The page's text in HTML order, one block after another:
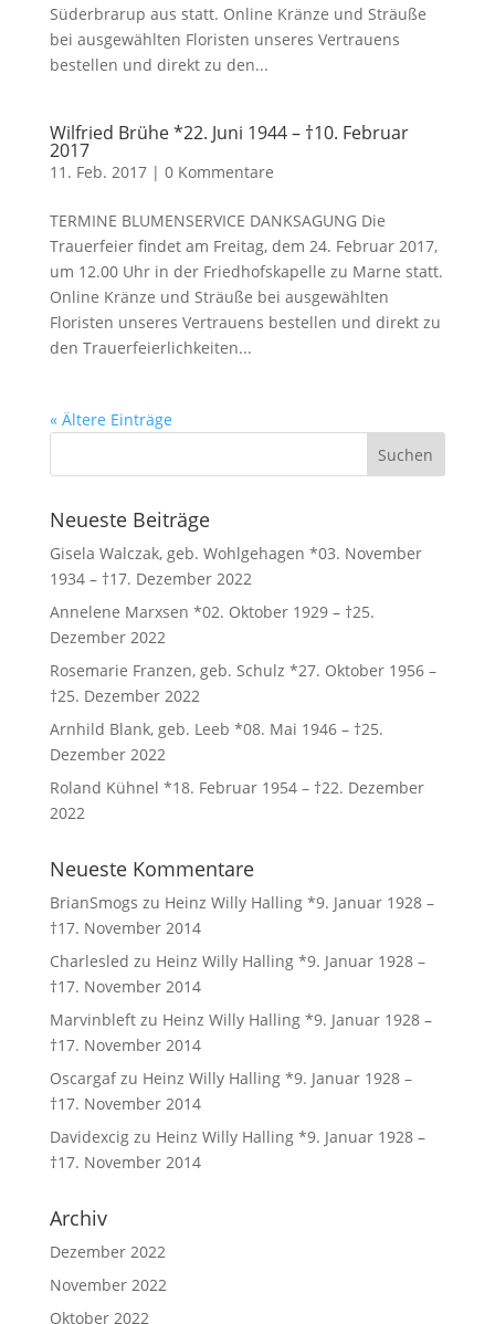
Süderbrarup aus statt. Online Kränze und Sträuße
bei ausgewählten Floristen unseres Vertrauens
bestellen und direkt zu den...
Wilfried Brühe *22. Juni 1944 – †10. Februar
2017
11. Feb. 2017| 0 Kommentare
TERMINE BLUMENSERVICE DANKSAGUNG Die
Trauerfeier findet am Freitag, dem 24. Februar 2017,
um 12.00 Uhr in der Friedhofskapelle zu Marne statt.
Online Kränze und Sträuße bei ausgewählten
Floristen unseres Vertrauens bestellen und direkt zu
den Trauerfeierlichkeiten...
« Ältere Einträge
Neueste Beiträge
Gisela Walczak, geb. Wohlgehagen *03. November
1934 – †17. Dezember 2022
Annelene Marxsen *02. Oktober 1929 – †25.
Dezember 2022
Rosemarie Franzen, geb. Schulz *27. Oktober 1956 –
†25. Dezember 2022
Arnhild Blank, geb. Leeb *08. Mai 1946 – †25.
Dezember 2022
Roland Kühnel *18. Februar 1954 – †22. Dezember
2022
Neueste Kommentare
BrianSmogs zu Heinz Willy Halling *9. Januar 1928 –
†17. November 2014
Charlesled zu Heinz Willy Halling *9. Januar 1928 –
†17. November 2014
Marvinbleftzu Heinz Willy Halling *9. Januar 1928 –
†17. November 2014
Oscargafzu Heinz Willy Halling *9. Januar 1928 –
†17. November 2014
Davidexcigzu Heinz Willy Halling *9. Januar 1928 –
†17. November 2014
Archiv
Dezember 2022
November 2022
Oktober 2022